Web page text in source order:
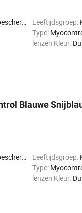
Leeftijdsgroep:
Type:
lenzen Kleur:
Blauwe
Leeftijdsgroep:
Type:
lenzen Kleur: